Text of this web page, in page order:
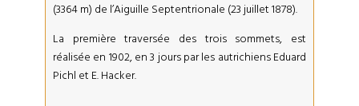
(3364 m) de l’Aiguille Septentrionale (23 juillet 1878).
La première traversée des trois sommets, est
réalisée en 1902, en 3 jours par les autrichiens Eduard
Pichl et E. Hacker.